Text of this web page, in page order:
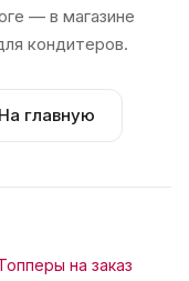
— в магазине
кондитеров.
На главную
на заказ